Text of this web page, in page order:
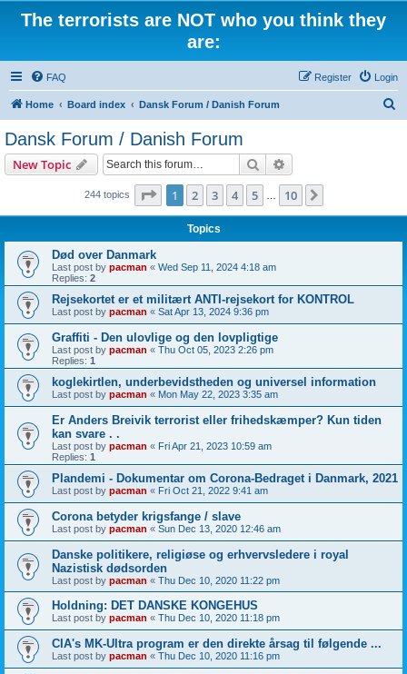
The terrorists are NOT who you think they
are:
FAQ Login
Register
Home Board index Dansk Forum / Danish Forum
Dansk Forum / Danish Forum
New Topic Search
244 topics Page 1of 10
1 2 3 4 5 10
Topics
Død over Danmark
Last post by pacman « Wed Sep 11, 2024 4:18 am
Replies: 2
Rejsekortet er et militært ANTI-rejsekort for KONTROL
Last post by pacman « Sat Apr 13, 2024 9:36 pm
Graffiti - Den ulovlige og den lovpligtige
Last post by pacman « Thu Oct 05, 2023 2:26 pm
Replies: 1
koglekirtlen, underbevidstheden og universel information
Last post by pacman « Mon May 22, 2023 3:35 am
Er Anders Breivik terrorist eller frihedskæmper? Kun tiden
kan svare . .
Last post by pacman « Fri Apr 21, 2023 10:59 am
Replies: 1
Plandemi - Dokumentar om Corona-Bedraget i Danmark, 2021
Last post by pacman « Fri Oct 21, 2022 9:41 am
Corona betyder krigsfange / slave
Last post by pacman « Sun Dec 13, 2020 12:46 am
Danske politikere, religiøse og erhvervsledere i royal
Nazistisk dødsorden
Last post by pacman « Thu Dec 10, 2020 11:22 pm
Holdning: DET DANSKE KONGEHUS
Last post by pacman « Thu Dec 10, 2020 11:18 pm
CIA's MK-Ultra program er den direkte årsag til følgende ...
Last post by pacman « Thu Dec 10, 2020 11:16 pm